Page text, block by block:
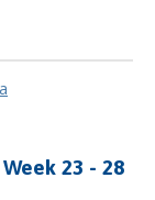
23 - 28